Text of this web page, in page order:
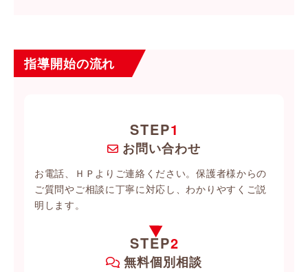
指導開始の流れ
STEP1
お問い合わせ
お電話、ＨＰよりご連絡ください。保護者様からの
ご質問やご相談に丁寧に対応し、わかりやすくご説
明します。
STEP2
無料個別相談